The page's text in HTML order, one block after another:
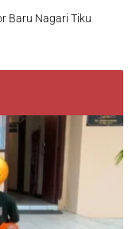
Baru Nagari Tiku